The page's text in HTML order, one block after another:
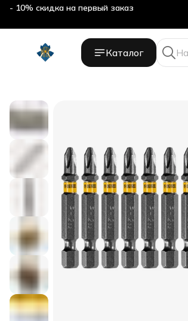
- 10% скидка на первый заказ
Каталог